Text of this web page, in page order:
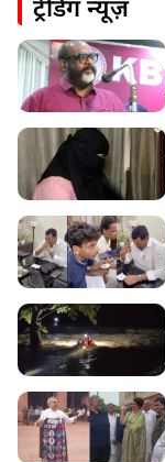
ट्रेंडिंग न्यूज़